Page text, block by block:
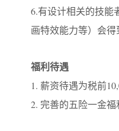
6.有设计相关的技能
画特效能力等）会得
福利待遇
1. 薪资待遇为税前
2. 完善的五险一金福